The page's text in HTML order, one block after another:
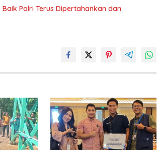
Polri Terus Dipertahankan dan